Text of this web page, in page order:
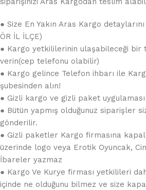
● Size En Yakın Aras Kargo
ÖR İL İLÇE)
● Kargo yetkililerinin ulaşabileceği bir
verin(cep telefonu olabilir)
● Kargo gelince Telefon ihbarı ile
şubesinden alın!
● Gizli kargo ve gizli paket uygulaması
● Bütün yapmış olduğunuz siparişler
gönderilir.
● Gizli paketler Kargo firmasına
üzerinde logo veya Erotik Oyuncak,
İbareler yazmaz
● Kargo Ve Kurye firması yetkilileri
içinde ne olduğunu bilmez ve size